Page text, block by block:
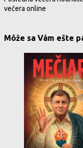
večera online
Môže sa Vám ešte